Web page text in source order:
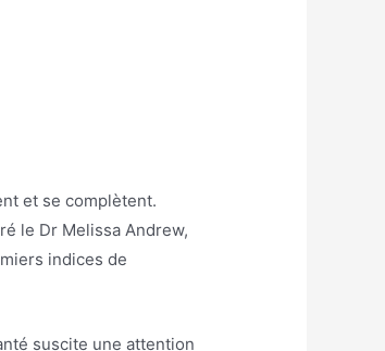
et se complètent.
le Dr Melissa Andrew,
indices de
suscite une attention